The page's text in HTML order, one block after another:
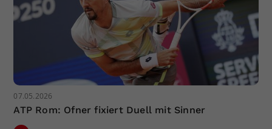
07.05.2026
ATP Rom: Ofner fixiert Duell mit Sinner